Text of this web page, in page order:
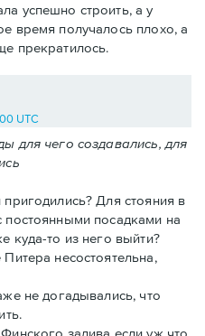
успешно строить, а у
время получалось плохо, а
прекратилось.
UTC
для чего создавались, для
Для стояния в
постоянными посадками на
куда-то из него выйти?
несостоятельна,
не догадывались, что